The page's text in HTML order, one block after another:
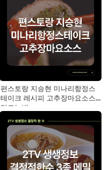
편스토랑 지승현 미나리항정스
테이크 레시피 고추장마요소스
만드는법